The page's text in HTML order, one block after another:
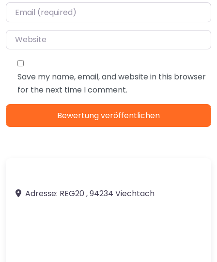
Email*
Website
Save my name, email, and website in this browser
for the next time I comment.
Adresse: REG20 ,94234 Viechtach